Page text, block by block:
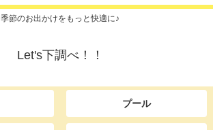
季節のお出かけをもっと快適に♪
Let's下調べ！！
プール